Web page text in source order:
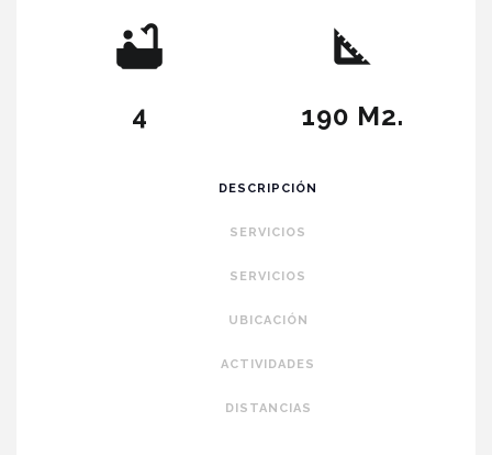
4 190 M2.
DESCRIPCIÓN
SERVICIOS
SERVICIOS
UBICACIÓN
ACTIVIDADES
DISTANCIAS